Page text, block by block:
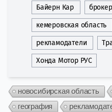
Байерн Кар
кемеровская область
рекламодатели
Хонда Мотор РУС
новосибирская область
география